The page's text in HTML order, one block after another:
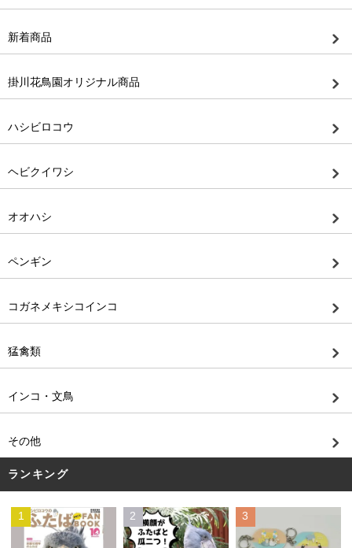
新着商品
掛川花鳥園オリジナル商品
ハシビロコウ
ヘビクイワシ
オオハシ
ペンギン
コガネメキシコインコ
猛禽類
インコ・文鳥
その他
ランキング
1 2 3